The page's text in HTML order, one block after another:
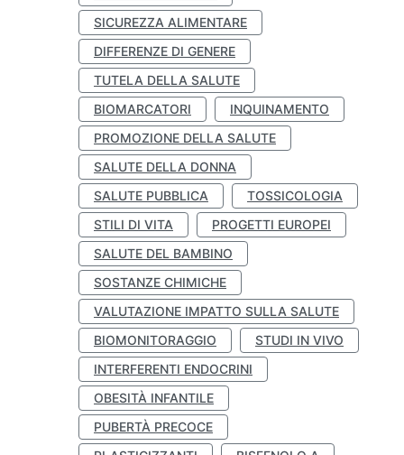
SICUREZZA ALIMENTARE
DIFFERENZE DI GENERE
TUTELA DELLA SALUTE
BIOMARCATORI
INQUINAMENTO
PROMOZIONE DELLA SALUTE
SALUTE DELLA DONNA
SALUTE PUBBLICA
TOSSICOLOGIA
STILI DI VITA
PROGETTI EUROPEI
SALUTE DEL BAMBINO
SOSTANZE CHIMICHE
VALUTAZIONE IMPATTO SULLA SALUTE
BIOMONITORAGGIO
STUDI IN VIVO
INTERFERENTI ENDOCRINI
OBESITÀ INFANTILE
PUBERTÀ PRECOCE